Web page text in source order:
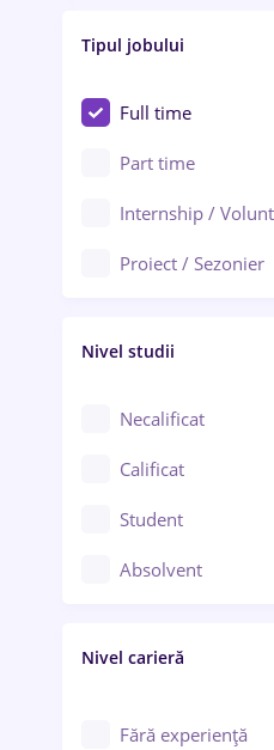
Arad
Baia Mare
Bârlad
Bistrița (Bistrița-
Asigurări
Au pair /
Audit / Consultanță
Auto /
Automatizări
Cercetare -
Chimie / Biochimie
Confecții / Design
Construcții /
Controlul calității
Educație / Training
Tipul jobului
Full time
Part time
Internship /
Proiect / Sezonier
Nivel studii
Necalificat
Calificat
Student
Absolvent
Nivel carieră
Fără experiență